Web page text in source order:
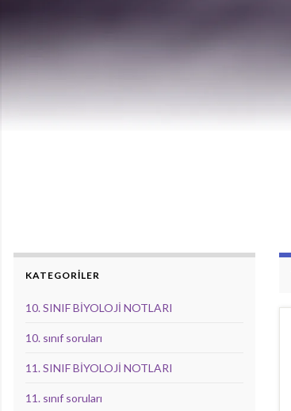
KATEGORİLER
10. SINIF BİYOLOJİ NOTLARI
10. sınıf soruları
11. SINIF BİYOLOJİ NOTLARI
11. sınıf soruları